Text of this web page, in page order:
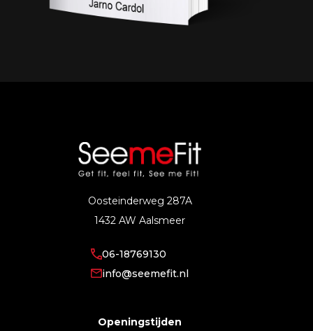
Oosteinderweg 287A
1432 AW Aalsmeer
06-18769130
info@seemefit.nl
Openingstijden